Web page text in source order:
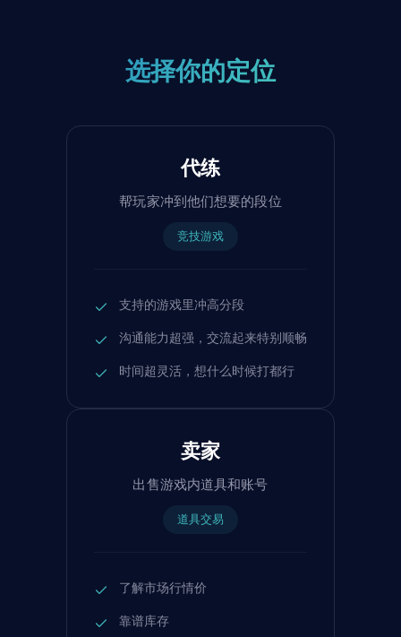
选择你的定位
代练
帮玩家冲到他们想要的段位
竞技游戏
支持的游戏里冲高分段
沟通能力超强，交流起来特别顺畅
时间超灵活，想什么时候打都行
卖家
出售游戏内道具和账号
道具交易
了解市场行情价
靠谱库存